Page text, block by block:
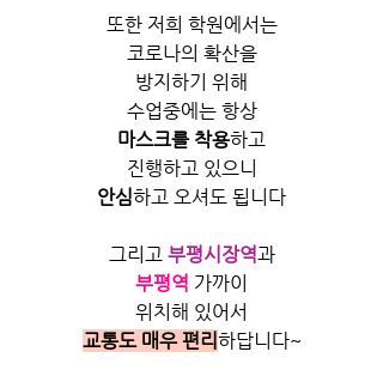
또한 저희 학원에서는
코로나의 확산을
방지하기 위해
수업중에는 항상
마스크를 착용하고
진행하고 있으니
안심하고 오셔도 됩니다
그리고 부평시장역과
부평역 가까이
위치해 있어서
교통도 매우 편리하답니다~